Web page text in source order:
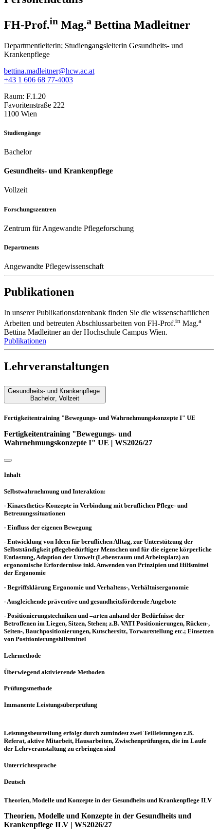
FH-Prof.in Mag.a Bettina Madleitner
Departmentleiterin; Studiengangsleiterin Gesundheits- und
Krankenpflege
bettina.madleitner@hcw.ac.at
+43 1 606 68 77-4003
Raum: F.1.20
Favoritenstraße 222
1100 Wien
Studiengänge
Bachelor
Gesundheits- und Krankenpflege
Vollzeit
Forschungszentren
Zentrum für Angewandte Pflegeforschung
Departments
Angewandte Pflegewissenschaft
Publikationen
In unserer Publikationsdatenbank finden Sie die wissenschaftlichen
Arbeiten und betreuten Abschlussarbeiten von FH-Prof.in Mag.a
Bettina Madleitner an der Hochschule Campus Wien.
Publikationen
Lehrveranstaltungen
Gesundheits- und Krankenpflege
Bachelor, Vollzeit
Fertigkeitentraining "Bewegungs- und Wahrnehmungskonzepte I" UE
Fertigkeitentraining "Bewegungs- und
Wahrnehmungskonzepte I" UE | WS2026/27
Inhalt
Selbstwahrnehmung und Interaktion:
- Kinaesthetics-Konzepte in Verbindung mit beruflichen Pflege- und
Betreuungssituationen
- Einfluss der eigenen Bewegung
- Entwicklung von Ideen für beruflichen Alltag, zur Unterstützung der
Selbstständigkeit pflegebedürftiger Menschen und für die eigene körperliche
Entlastung, Adaption der Umwelt (Lebensraum und Arbeitsplatz) an
ergonomische Erfordernisse inkl. Anwenden von Prinzipien und Hilfsmittel
der Ergonomie
- Begriffsklärung Ergonomie und Verhaltens-, Verhältnisergonomie
- Ausgleichende präventive und gesundheitsfördernde Angebote
- Positionierungstechniken und –arten anhand der Bedürfnisse der
Betroffenen im Liegen, Sitzen, Stehen; z.B. VATI Positionierungen, Rücken-,
Seiten-, Bauchpositionierungen, Kutschersitz, Torwartstellung etc.; Einsetzen
von Positionierungshilfsmittel
Lehrmethode
Überwiegend aktivierende Methoden
Prüfungsmethode
Immanente Leistungsüberprüfung
Leistungsbeurteilung erfolgt durch zumindest zwei Teilleistungen z.B.
Referat, aktive Mitarbeit, Hausarbeiten, Zwischenprüfungen, die im Laufe
der Lehrveranstaltung zu erbringen sind
Unterrichtssprache
Deutsch
Theorien, Modelle und Konzepte in der Gesundheits und Krankenpflege ILV
Theorien, Modelle und Konzepte in der Gesundheits und
Krankenpflege ILV | WS2026/27